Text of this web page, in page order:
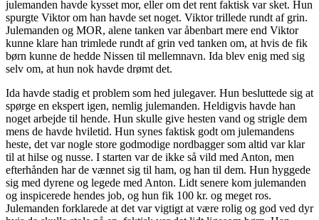
julemanden havde kysset mor, eller om det rent faktisk var sket. Hun
spurgte Viktor om han havde set noget. Viktor trillede rundt af grin.
Julemanden og MOR, alene tanken var åbenbart mere end Viktor
kunne klare han trimlede rundt af grin ved tanken om, at hvis de fik
børn kunne de hedde Nissen til mellemnavn. Ida blev enig med sig
selv om, at hun nok havde drømt det.
Ida havde stadig et problem som hed julegaver. Hun besluttede sig at
spørge en ekspert igen, nemlig julemanden. Heldigvis havde han
noget arbejde til hende. Hun skulle give hesten vand og strigle dem
mens de havde hviletid. Hun synes faktisk godt om julemandens
heste, det var nogle store godmodige nordbagger som altid var klar
til at hilse og nusse. I starten var de ikke så vild med Anton, men
efterhånden har de vænnet sig til ham, og han til dem. Hun hyggede
sig med dyrene og legede med Anton. Lidt senere kom julemanden
og inspicerede hendes job, og hun fik 100 kr. og meget ros.
Julemanden forklarede at det var vigtigt at være rolig og god ved dyr